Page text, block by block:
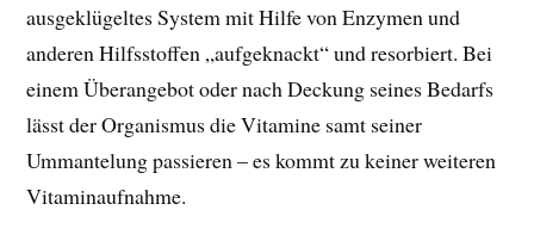
ausgeklügeltes System mit Hilfe von Enzymen und
anderen Hilfsstoffen „aufgeknackt“ und resorbiert. Bei
einem Überangebot oder nach Deckung seines Bedarfs
lässt der Organismus die Vitamine samt seiner
Ummantelung passieren – es kommt zu keiner weiteren
Vitaminaufnahme.